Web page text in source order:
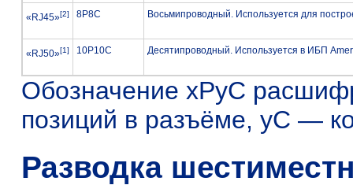
«RJ45»[2] 8P8C Восьмипроводный. Используется для
«RJ50»[1] 10P10C Десятипроводный. Используется в ИБП
Обозначение хPyC
позиций в разъёме, yC —
Разводка